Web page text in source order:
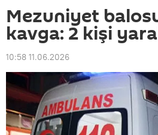
Mezuniyet
kavga: 2 kişi
10:58 11.06.2026